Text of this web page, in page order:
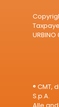
® CMT,
S.p.A.